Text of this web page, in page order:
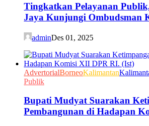
Tingkatkan Pelayanan
Jaya Kunjungi Ombudsman
adminDes 01, 2025
AdvertorialBorneoKalimantan
Publik
Bupati Mudyat Suarakan
Pembangunan di Hadapan